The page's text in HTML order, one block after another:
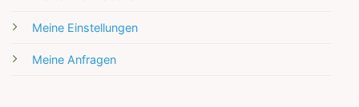
Meine Einstellungen
Meine Anfragen